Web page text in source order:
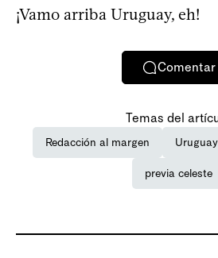
¡Vamo arriba Uruguay, eh!
Comentar
Temas del
Redacción al margen Uruguay
previa celeste